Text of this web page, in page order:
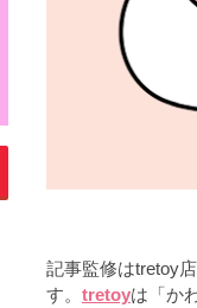
記事監修はtretoy
す。 tretoyは「か